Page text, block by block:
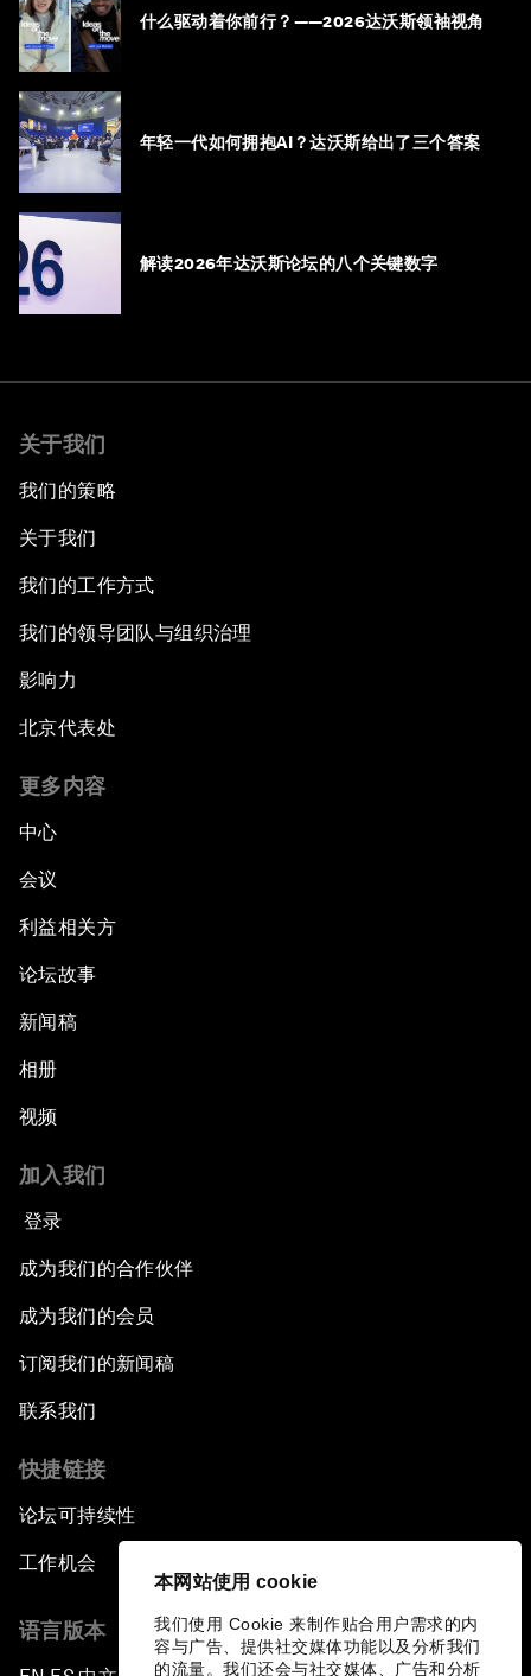
本网站使用 cookie
我们使用 Cookie 来制作贴合用户需求的内
容与广告、提供社交媒体功能以及分析我们
的流量。我们还会与社交媒体、广告和分析
什么驱动着你前行？——2026达沃斯领袖视角
年轻一代如何拥抱AI？达沃斯给出了三个答案
解读2026年达沃斯论坛的八个关键数字
关于我们
我们的策略
关于我们
我们的工作方式
我们的领导团队与组织治理
影响力
北京代表处
更多内容
中心
会议
利益相关方
论坛故事
新闻稿
相册
视频
加入我们
登录
成为我们的合作伙伴
成为我们的会员
订阅我们的新闻稿
联系我们
快捷链接
论坛可持续性
工作机会
语言版本